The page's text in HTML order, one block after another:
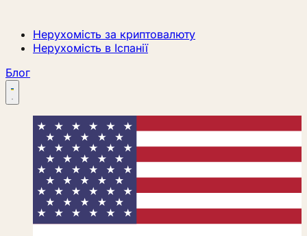
Нерухомість за криптовалюту
Нерухомість в Іспанії
Блог